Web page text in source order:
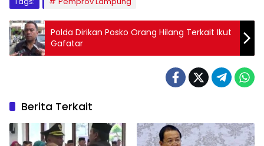
Polda Dirikan Posko Orang Hilang Terkait Ikut
Gafatar
Berita Terkait